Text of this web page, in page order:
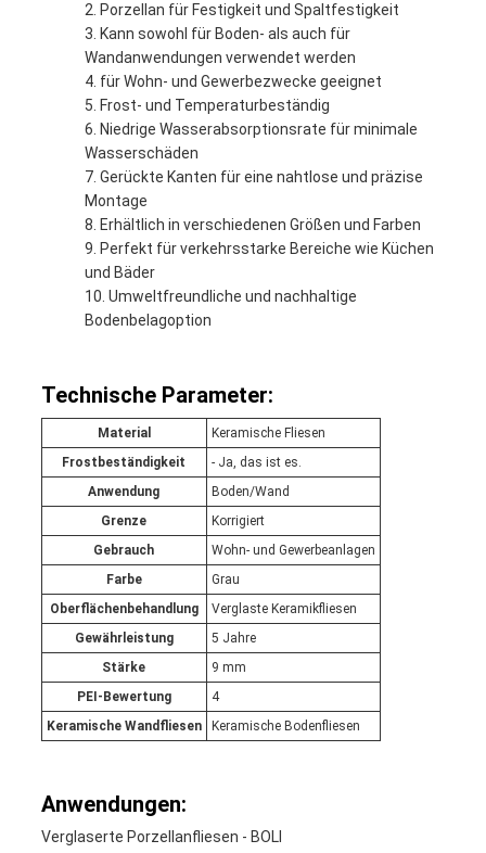
Porzellan für Festigkeit und Spaltfestigkeit
Kann sowohl für Boden- als auch für
Wandanwendungen verwendet werden
für Wohn- und Gewerbezwecke geeignet
Frost- und Temperaturbeständig
Niedrige Wasserabsorptionsrate für minimale
Wasserschäden
Gerückte Kanten für eine nahtlose und präzise
Montage
Erhältlich in verschiedenen Größen und Farben
Perfekt für verkehrsstarke Bereiche wie Küchen
und Bäder
Umweltfreundliche und nachhaltige
Bodenbelagoption
Technische Parameter:
Material
Keramische Fliesen
Frostbeständigkeit
- Ja, das ist es.
Anwendung
Boden/Wand
Grenze
Korrigiert
Gebrauch
Wohn- und Gewerbeanlagen
Farbe
Grau
Oberflächenbehandlung
Verglaste Keramikfliesen
Gewährleistung
5 Jahre
Stärke
9 mm
PEI-Bewertung
4
Keramische Wandfliesen
Keramische Bodenfliesen
Anwendungen:
Verglaserte Porzellanfliesen - BOLI